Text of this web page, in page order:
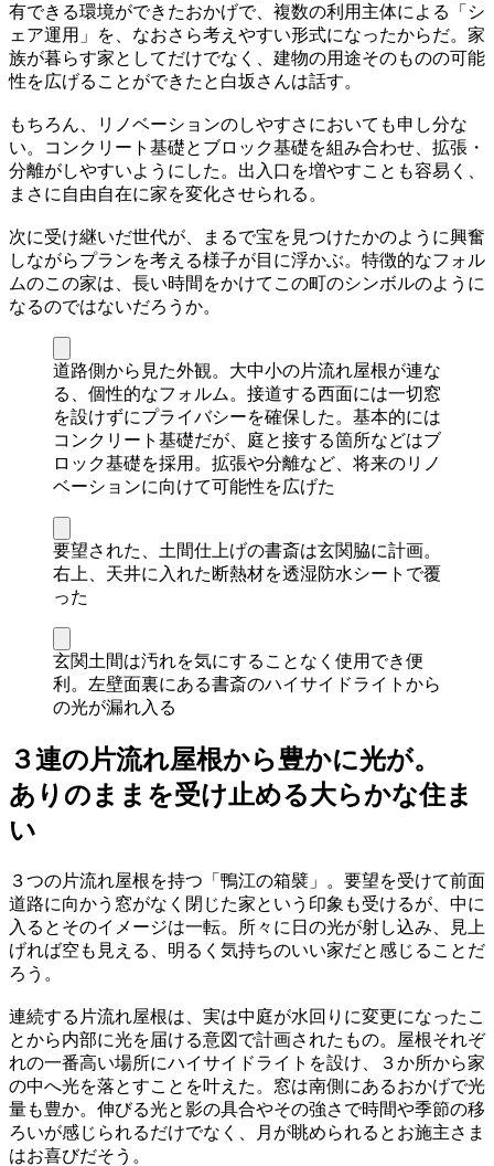
有できる環境ができたおかげで、複数の利用主体による「シ
ェア運用」を、なおさら考えやすい形式になったからだ。家
族が暮らす家としてだけでなく、建物の用途そのものの可能
性を広げることができたと白坂さんは話す。
もちろん、リノベーションのしやすさにおいても申し分な
い。コンクリート基礎とブロック基礎を組み合わせ、拡張・
分離がしやすいようにした。出入口を増やすことも容易く、
まさに自由自在に家を変化させられる。
次に受け継いだ世代が、まるで宝を見つけたかのように興奮
しながらプランを考える様子が目に浮かぶ。特徴的なフォル
ムのこの家は、長い時間をかけてこの町のシンボルのように
なるのではないだろうか。
道路側から見た外観。大中小の片流れ屋根が連な
る、個性的なフォルム。接道する西面には一切窓
を設けずにプライバシーを確保した。基本的には
コンクリート基礎だが、庭と接する箇所などはブ
ロック基礎を採用。拡張や分離など、将来のリノ
ベーションに向けて可能性を広げた
要望された、土間仕上げの書斎は玄関脇に計画。
右上、天井に入れた断熱材を透湿防水シートで覆
った
玄関土間は汚れを気にすることなく使用でき便
利。左壁面裏にある書斎のハイサイドライトから
の光が漏れ入る
３連の片流れ屋根から豊かに光が。
ありのままを受け止める大らかな住ま
い
３つの片流れ屋根を持つ「鴨江の箱襞」。要望を受けて前面
道路に向かう窓がなく閉じた家という印象も受けるが、中に
入るとそのイメージは一転。所々に日の光が射し込み、見上
げれば空も見える、明るく気持ちのいい家だと感じることだ
ろう。
連続する片流れ屋根は、実は中庭が水回りに変更になったこ
とから内部に光を届ける意図で計画されたもの。屋根それぞ
れの一番高い場所にハイサイドライトを設け、３か所から家
の中へ光を落とすことを叶えた。窓は南側にあるおかげで光
量も豊か。伸びる光と影の具合やその強さで時間や季節の移
ろいが感じられるだけでなく、月が眺められるとお施主さま
はお喜びだそう。